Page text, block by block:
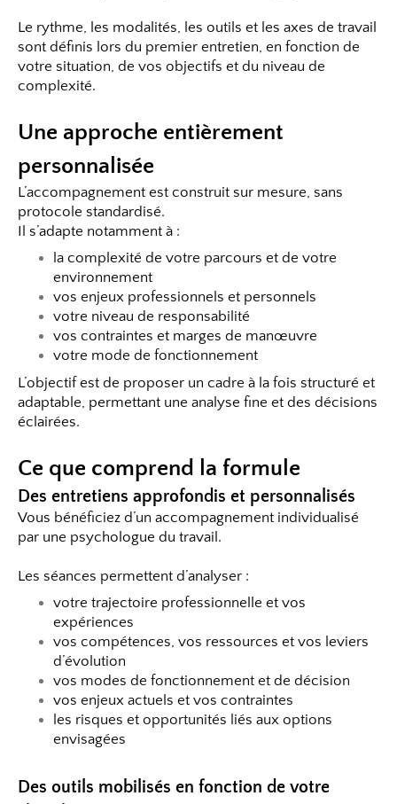
Le rythme, les modalités, les outils et les axes de travail
sont définis lors du premier entretien, en fonction de
votre situation, de vos objectifs et du niveau de
complexité.
Une approche entièrement
personnalisée
L’accompagnement est construit sur mesure, sans
protocole standardisé.
Il s’adapte notamment à :
la complexité de votre parcours et de votre
environnement
vos enjeux professionnels et personnels
votre niveau de responsabilité
vos contraintes et marges de manœuvre
votre mode de fonctionnement
L’objectif est de proposer un cadre à la fois structuré et
adaptable, permettant une analyse fine et des décisions
éclairées.
Ce que comprend la formule
Des entretiens approfondis et personnalisés
Vous bénéficiez d’un accompagnement individualisé
par une psychologue du travail.
Les séances permettent d’analyser :
votre trajectoire professionnelle et vos
expériences
vos compétences, vos ressources et vos leviers
d’évolution
vos modes de fonctionnement et de décision
vos enjeux actuels et vos contraintes
les risques et opportunités liés aux options
envisagées
Des outils mobilisés en fonction de votre